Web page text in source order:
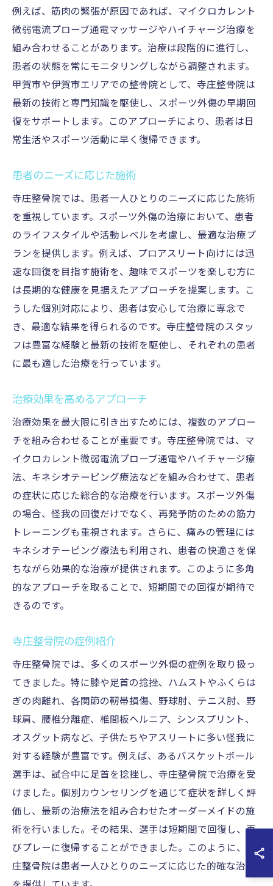
例えば、筋肉の緊張が原因であれば、マイクロカレント
微弱電流プローブ通電マッサージやハイチャージ治療を
組み合わせることがあります。治療は段階的に進行し、
患者の状態を常にモニタリングしながら調整されます。
甲賀市や伊賀市エリアでの整骨院として、寺庄整骨院は
最新の技術と専門知識を駆使し、スポーツ外傷の早期回
復をサポートします。このアプローチにより、患者は日
常生活やスポーツ活動に早く復帰できます。
患者のニーズに応じた施術
寺庄整骨院では、患者一人ひとりのニーズに応じた施術
を重視しています。スポーツ外傷の治療において、患者
のライフスタイルや活動レベルを考慮し、最適な治療プ
ランを提供します。例えば、プロアスリート向けには迅
速な回復を目指す施術を、趣味でスポーツを楽しむ方に
は長期的な健康を見据えたアプローチを提案します。こ
うした個別対応により、患者は安心して治療に専念で
き、最適な結果を得られるのです。寺庄整骨院のスタッ
フは豊富な経験と最新の技術を駆使し、それぞれの患者
に最も適した治療を行っています。
治療効果を高めるアプローチ
治療効果を最大限に引き出すためには、複数のアプロー
チを組み合わせることが重要です。寺庄整骨院では、マ
イクロカレント微弱電流プローブ通電やハイチャージ療
法、キネシオテーピング療法などを組み合わせて、患者
の症状に応じた総合的な治療を行います。スポーツ外傷
の場合、怪我の回復だけでなく、再発予防のための筋力
トレーニングも重視されます。さらに、痛みの管理には
キネシオテーピング療法も利用され、患者の快適さを保
ちながら効果的な治療が提供されます。このように多角
的なアプローチを取ることで、短期間での回復が期待で
きるのです。
寺庄整骨院の症例紹介
寺庄整骨院では、多くのスポーツ外傷の症例を取り扱っ
てきました。特に膝や足首の捻挫、ハムストやふくらは
ぎの肉離れ、各関節の靭帯損傷、野球肘、テニス肘、野
球肩、腰椎分離症、椎間板ヘルニア、シンスプリント、
オスグット病など、子供たちやアスリートに多い怪我に
対する経験が豊富です。例えば、あるバスケットボール
選手は、試合中に足首を捻挫し、寺庄整骨院で治療を受
けました。個別カウンセリングを通じて症状を詳しく評
価し、最新の治療法を組み合わせたオーダーメイドの施
術を行いました。その結果、選手は短期間で回復し、再
びプレーに復帰することができました。このように、寺
庄整骨院は患者一人ひとりのニーズに応じた的確な治療